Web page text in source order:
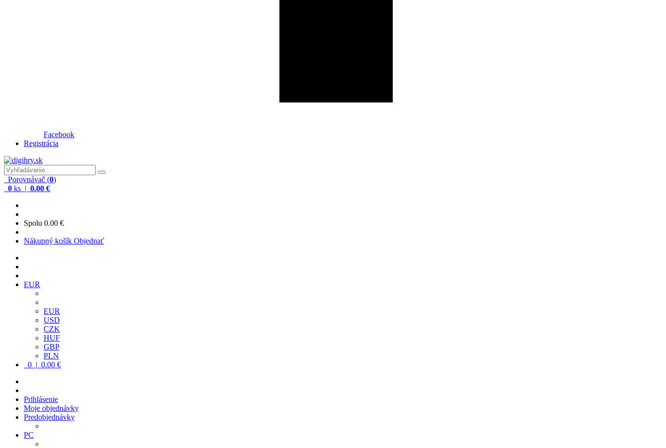
Facebook
Registrácia
Porovnávač (0)
0 ks | 0.00 €
Spolu 0.00 €
Nákupný košík Objednať
EUR
EUR
USD
CZK
HUF
GBP
PLN
0 | 0.00 €
Prihlásenie
Moje objednávky
Predobjednávky
PC